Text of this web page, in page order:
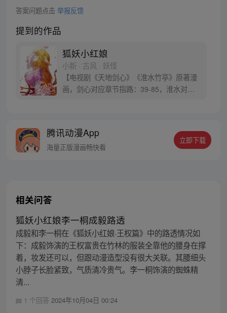
答案问题点击 举报反馈
提到的作品
狐妖小红娘
小新 · 古风 · 妖怪
【电视剧《天地剑心》《淮水竹亭》原著漫
画，剑心对应章节指路：39-85，淮水对应
腾讯动漫App
海量正版漫画畅快看
立即下载
相关问答
狐妖小红娘李一桐成毅路透
成毅和李一桐在《狐妖小红娘·王权篇》中的路透情况如
下：成毅饰演的王权富贵在竹林的服装全靠他的腰身在撑
着，妆发还可以，但跟动漫造型没有很大关联。其腰细头
小脖子长脸紧致，气质清冷贵气。李一桐饰演的蜘蛛精
清...
1 个回答 2024年10月04日 00:24